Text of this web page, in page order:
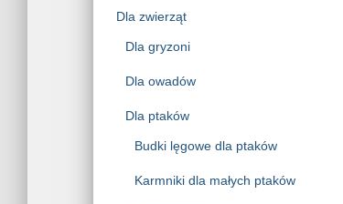
Dla zwierząt
Dla gryzoni
Dla owadów
Dla ptaków
Budki lęgowe dla ptaków
Karmniki dla małych ptaków